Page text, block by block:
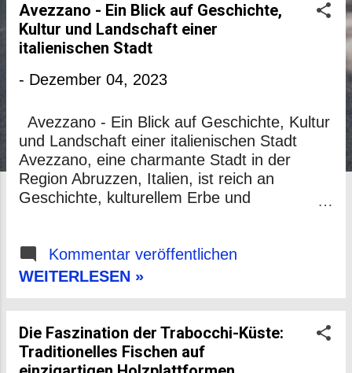
P
o
s
Avezzano - Ein Blick auf Geschichte,
Kultur und Landschaft einer
italienischen Stadt
- Dezember 04, 2023
Avezzano - Ein Blick auf Geschichte, Kultur
und Landschaft einer italienischen Stadt
Avezzano, eine charmante Stadt in der
Region Abruzzen, Italien, ist reich an
Geschichte, kulturellem Erbe und
verschiedenen Aspekte, die Avezzano zu
einem faszinierenden Reiseziel machen.
reicht bis in die Römerzeit zurück, und die
Stadt hat im Laufe der Jahrhunderte eine
reiche und komplexe Vergangenheit erlebt.
Insbesondere im 20. Jahrhundert wurde die
Kommentar veröffentlichen
WEITERLESEN »
Die Faszination der Trabocchi-Küste:
Traditionelles Fischen auf